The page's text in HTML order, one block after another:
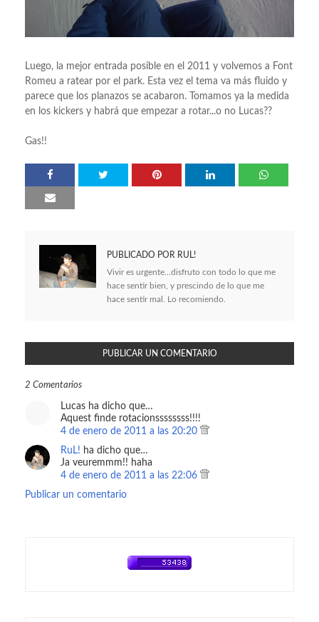
Luego, la mejor entrada posible en el 2011 y volvemos a Font
Romeu a ratear por el park. Esta vez el tema va más fluido y
parece que los planazos se acabaron. Tomamos ya la medida
en los kickers y habrá que empezar a rotar...o no Lucas??
Gas!!
PUBLICADO POR RUL!
Vivir es urgente...disfruto con todo lo que me
hace sentir bien, y prescindo de lo que me
hace sentir mal. Lo recomiendo.
PUBLICAR UN COMENTARIO
2 Comentarios
Lucas ha dicho que…
Aquest finde rotacionssssssss!!!!
4 de enero de 2011 a las 20:20
RuL! ha dicho que…
Ja veuremmm!! haha
4 de enero de 2011 a las 22:06
Publicar un comentario